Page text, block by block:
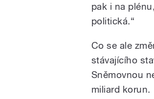
pak i na
politická.“
Co se ale
stávajícího
Sněmovnou
miliard korun.